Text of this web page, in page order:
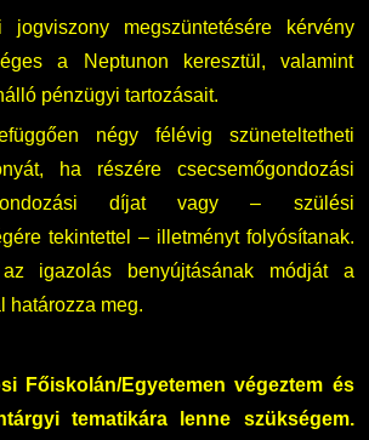
jogviszony megszüntetésére kérvény
a Neptunon keresztül, valamint
pénzügyi tartozásait.
négy félévig szüneteltetheti
ha részére csecsemőgondozási
díjat vagy – szülési
tekintettel – illetményt folyósítanak.
igazolás benyújtásának módját a
határozza meg.
Főiskolán/Egyetemen végeztem és
tematikára lenne szükségem.